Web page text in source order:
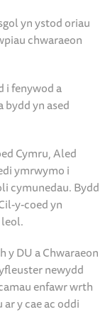
Cyngor Sir
y
yn ystod oriau
i fenywod a
yn ased
Cymru, Aled
ymrwymo i
cymunedau. Bydd
y-coed yn